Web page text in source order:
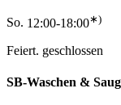
So. 12:00-18:00∗)
Feiert. geschlossen
SB-Waschen &